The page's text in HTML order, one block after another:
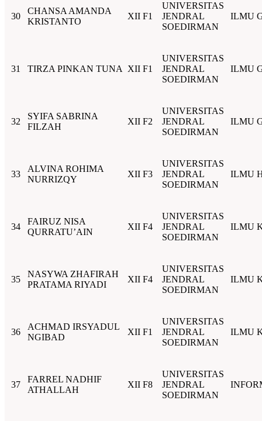
30
CHANSA AMANDA
KRISTANTO
XII F1
UNIVERSITAS
JENDRAL
SOEDIRMAN
ILMU
31 TIRZA PINKAN TUNA XII F1
UNIVERSITAS
JENDRAL
SOEDIRMAN
ILMU
32
SYIFA SABRINA
FILZAH
XII F2
UNIVERSITAS
JENDRAL
SOEDIRMAN
ILMU
33
ALVINA ROHIMA
NURRIZQY
XII F3
UNIVERSITAS
JENDRAL
SOEDIRMAN
ILMU
34
FAIRUZ NISA
QURRATU’AIN
XII F4
UNIVERSITAS
JENDRAL
SOEDIRMAN
ILMU
35
NASYWA ZHAFIRAH
PRATAMA RIYADI
XII F4
UNIVERSITAS
JENDRAL
SOEDIRMAN
ILMU
36
ACHMAD IRSYADUL
NGIBAD
XII F1
UNIVERSITAS
JENDRAL
SOEDIRMAN
ILMU
37
FARREL NADHIF
ATHALLAH
XII F8
UNIVERSITAS
JENDRAL
SOEDIRMAN